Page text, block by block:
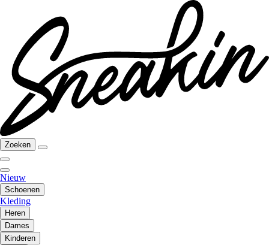
Zoeken
Nieuw
Schoenen
Kleding
Heren
Dames
Kinderen